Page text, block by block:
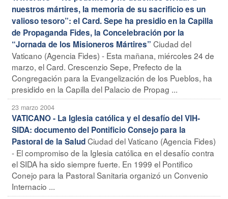
nuestros mártires, la memoria de su sacrificio es un
valioso tesoro”: el Card. Sepe ha presidio en la Capilla
de Propaganda Fides, la Concelebración por la
“Jornada de los Misioneros Mártires” Ciudad del
Vaticano (Agencia Fides) - Esta mañana, miércoles 24 de
marzo, el Card. Crescenzio Sepe, Prefecto de la
Congregación para la Evangelización de los Pueblos, ha
presidido en la Capilla del Palacio de Propag ...
23 marzo 2004
VATICANO - La Iglesia católica y el desafío del VIH-
SIDA: documento del Pontificio Consejo para la
Pastoral de la SaludCiudad del Vaticano (Agencia Fides)
- El compromiso de la Iglesia católica en el desafío contra
el SIDA ha sido siempre fuerte. En 1999 el Pontifico
Conejo para la Pastoral Sanitaria organizó un Convenio
Internacio ...